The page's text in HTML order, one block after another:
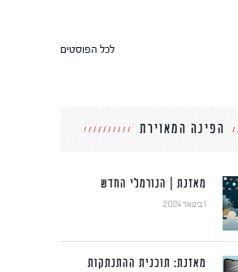
לכל הפוסטים
הפינה המאוירת
מאזנת | הנורמלי החדש
1 בינואר 2024
מאזנת: תוכנית ההתנתקות